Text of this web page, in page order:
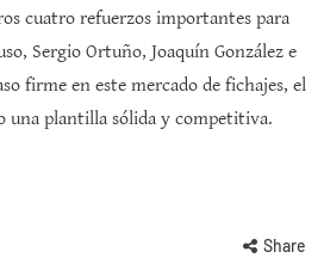
cuatro refuerzos importantes para
Sergio Ortuño, Joaquín González e
firme en este mercado de fichajes, el
una plantilla sólida y competitiva.
Share